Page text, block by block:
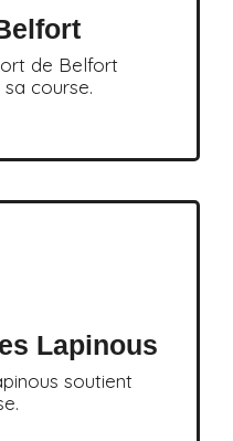
de Belfort
course.
Lapinous
soutient